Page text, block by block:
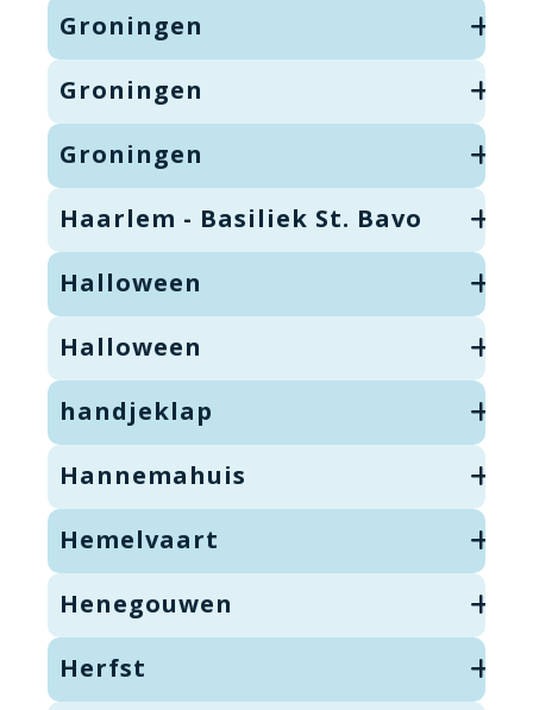
Groningen
Groningen
Groningen
Haarlem - Basiliek St. Bavo
Halloween
Halloween
handjeklap
Hannemahuis
Hemelvaart
Henegouwen
Herfst